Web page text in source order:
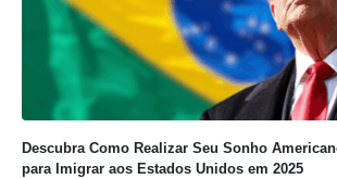
Descubra Como Realizar Seu Sonho
para Imigrar aos Estados Unidos em 2025